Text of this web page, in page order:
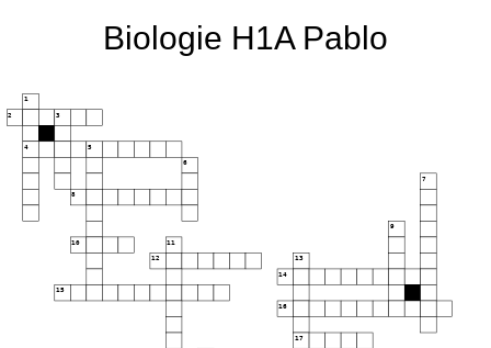
Biologie H1A Pablo
1
2 3
4 5
6
7
8
9
10 11
12 13
14
15
16
17